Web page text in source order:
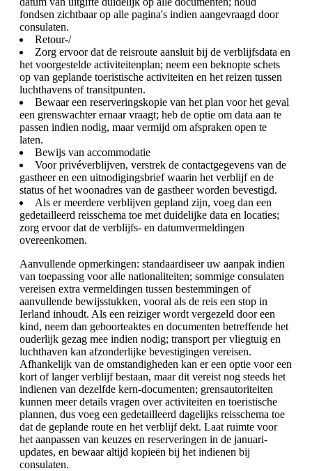
fondsen zichtbaar op alle pagina's indien aangevraagd door
consulaten.
Retour-/
Zorg ervoor dat de reisroute aansluit bij de verblijfsdata en
het voorgestelde activiteitenplan; neem een beknopte schets
op van geplande toeristische activiteiten en het reizen tussen
luchthavens of transitpunten.
Bewaar een reserveringskopie van het plan voor het geval
een grenswachter ernaar vraagt; heb de optie om data aan te
passen indien nodig, maar vermijd om afspraken open te
laten.
Bewijs van accommodatie
Voor privéverblijven, verstrek de contactgegevens van de
gastheer en een uitnodigingsbrief waarin het verblijf en de
status of het woonadres van de gastheer worden bevestigd.
Als er meerdere verblijven gepland zijn, voeg dan een
gedetailleerd reisschema toe met duidelijke data en locaties;
zorg ervoor dat de verblijfs- en datumvermeldingen
overeenkomen.
Aanvullende opmerkingen: standaardiseer uw aanpak indien
van toepassing voor alle nationaliteiten; sommige consulaten
vereisen extra vermeldingen tussen bestemmingen of
aanvullende bewijsstukken, vooral als de reis een stop in
Ierland inhoudt. Als een reiziger wordt vergezeld door een
kind, neem dan geboorteaktes en documenten betreffende het
ouderlijk gezag mee indien nodig; transport per vliegtuig en
luchthaven kan afzonderlijke bevestigingen vereisen.
Afhankelijk van de omstandigheden kan er een optie voor een
kort of langer verblijf bestaan, maar dit vereist nog steeds het
indienen van dezelfde kern-documenten; grensautoriteiten
kunnen meer details vragen over activiteiten en toeristische
plannen, dus voeg een gedetailleerd dagelijks reisschema toe
dat de geplande route en het verblijf dekt. Laat ruimte voor
het aanpassen van keuzes en reserveringen in de januari-
updates, en bewaar altijd kopieën bij het indienen bij
consulaten.